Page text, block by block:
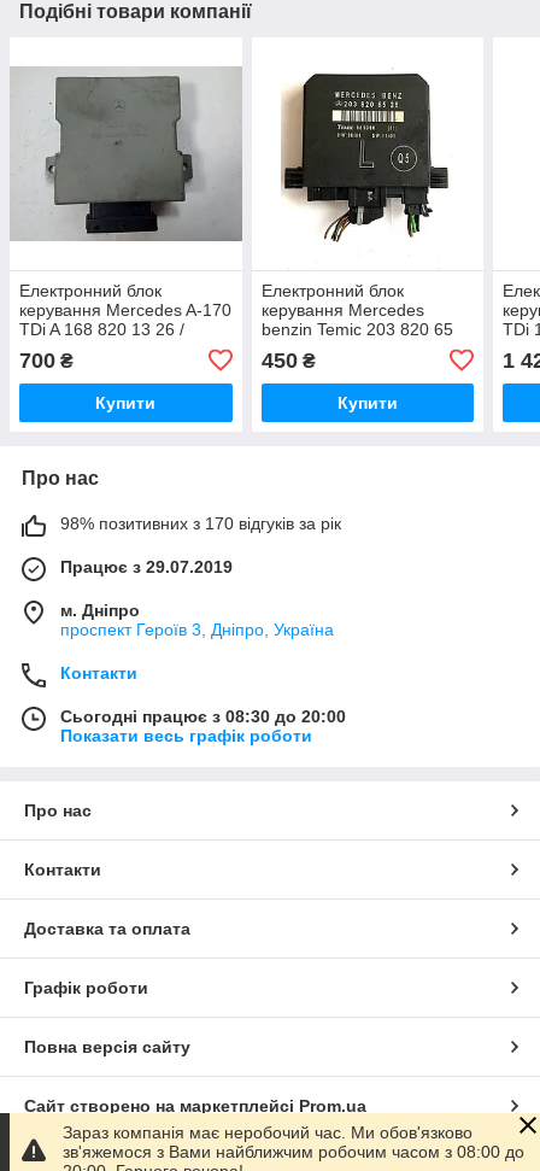
Подібні товари компанії
Електронний блок
керування Mercedes A-170
TDi A 168 820 13 26 /
A1688201326 / 150.036 /
150036
700 ₴
Купити
Електронний блок
керування Mercedes
benzin Temic 203 820 65
26 / 2038206526 / 351369
450₴
Купити
TDi
1
Про нас
98% позитивних з 170 відгуків за рік
Працює з 29.07.2019
м. Дніпро
проспект Героїв 3, Дніпро, Україна
Контакти
Сьогодні працює з 08:30 до 20:00
Показати весь графік роботи
Про нас
Контакти
Доставка та оплата
Графік роботи
Повна версія сайту
Сайт створено на маркетплейсі Prom.ua
Політика конфіденційності
Зараз компанія має неробочий час. Ми обов'язково
зв'яжемося з Вами найближчим робочим часом з 08:00 до